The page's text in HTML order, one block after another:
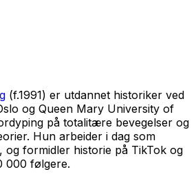
(f.1991) er utdannet historiker ved
og Queen Mary University of
på totalitære bevegelser og
Hun arbeider i dag som
og formidler historie på TikTok og
000 følgere.